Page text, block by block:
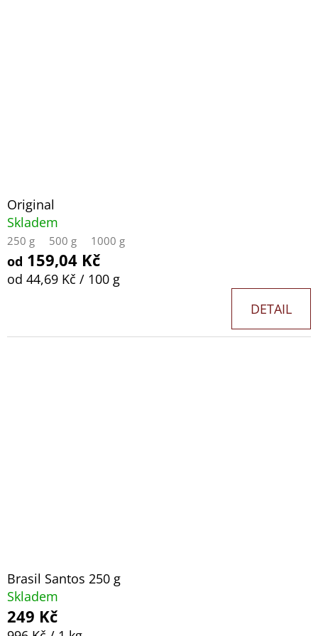
Original
Skladem
250 g 500 g 1000 g
od 159,04 Kč
Měrná
od 44,69 Kč / 100 g
DETAIL
Brasil Santos 250 g
Skladem
249 Kč